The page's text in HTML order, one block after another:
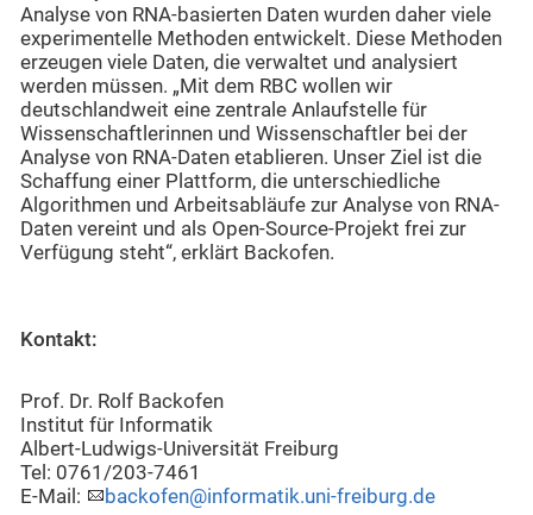
Analyse von RNA-basierten Daten wurden daher viele
experimentelle Methoden entwickelt. Diese Methoden
erzeugen viele Daten, die verwaltet und analysiert
werden müssen. „Mit dem RBC wollen wir
deutschlandweit eine zentrale Anlaufstelle für
Wissenschaftlerinnen und Wissenschaftler bei der
Analyse von RNA-Daten etablieren. Unser Ziel ist die
Schaffung einer Plattform, die unterschiedliche
Algorithmen und Arbeitsabläufe zur Analyse von RNA-
Daten vereint und als Open-Source-Projekt frei zur
Verfügung steht“, erklärt Backofen.
Kontakt:
Prof. Dr. Rolf Backofen
Institut für Informatik
Albert-Ludwigs-Universität Freiburg
Tel: 0761/203-7461
E-Mail:
backofen@informatik.uni-freiburg.de